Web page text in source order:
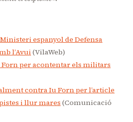
espanyol de Defensa
l’Avui (VilaWeb)
Forn per acontentar els militars
contra Iu Forn per l’article
i llur mares (Comunicació